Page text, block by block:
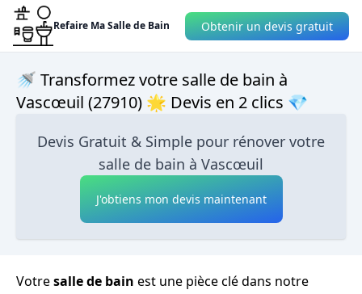
Refaire Ma Salle de Bain Obtenir un devis gratuit
🚿 Transformez votre salle de bain à
Vascœuil (27910) 🌟 Devis en 2 clics 💎
Devis Gratuit & Simple pour rénover votre
salle de bain à Vascœuil
J'obtiens mon devis maintenant
Votresalle de bain est une pièce clé dans notre